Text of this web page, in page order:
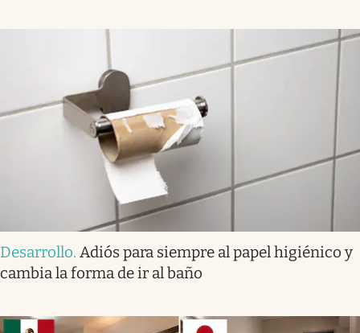
Desarrollo. Adiós para siempre al papel higiénico y
cambia la forma de ir al baño